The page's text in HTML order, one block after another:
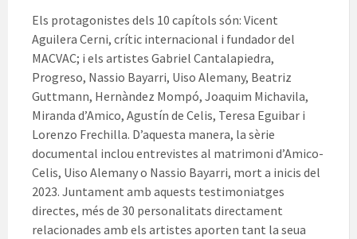
Els protagonistes dels 10 capítols són: Vicent
Aguilera Cerni, crític internacional i fundador del
MACVAC; i els artistes Gabriel Cantalapiedra,
Progreso, Nassio Bayarri, Uiso Alemany, Beatriz
Guttmann, Hernàndez Mompó, Joaquim Michavila,
Miranda d’Amico, Agustín de Celis, Teresa Eguibar i
Lorenzo Frechilla. D’aquesta manera, la sèrie
documental inclou entrevistes al matrimoni d’Amico-
Celis, Uiso Alemany o Nassio Bayarri, mort a inicis del
2023. Juntament amb aquests testimoniatges
directes, més de 30 personalitats directament
relacionades amb els artistes aporten tant la seua